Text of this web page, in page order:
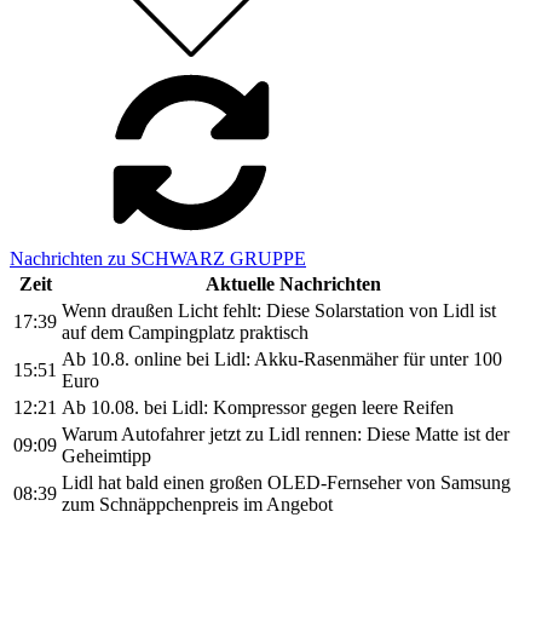
Nachrichten zu SCHWARZ GRUPPE
Zeit
Aktuelle Nachrichten
17:39
Wenn draußen Licht fehlt: Diese Solarstation von Lidl ist
auf dem Campingplatz praktisch
15:51
Ab 10.8. online bei Lidl: Akku-Rasenmäher für unter 100
Euro
12:21 Ab 10.08. bei Lidl: Kompressor gegen leere Reifen
09:09
Warum Autofahrer jetzt zu Lidl rennen: Diese Matte ist der
Geheimtipp
08:39
Lidl hat bald einen großen OLED-Fernseher von Samsung
zum Schnäppchenpreis im Angebot